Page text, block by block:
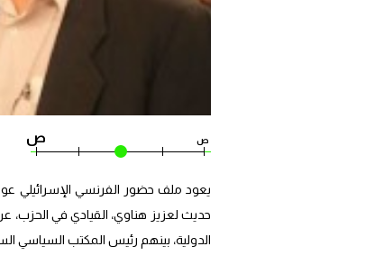
ص ص
يعود ملف حضور الفرنسي الإسرائيلي
حديث لعزيز هناوي، القيادي في
الدولية، بينهم رئيس المكتب السياسي